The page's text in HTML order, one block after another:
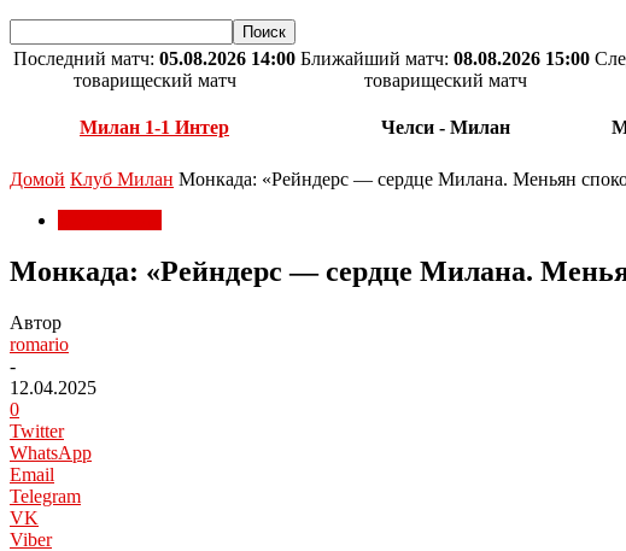
Последний матч: 05.08.2026 14:00
товарищеский матч
Милан 1-1 Интер
Ближайший матч: 08.08.2026 15:00
товарищеский матч
Челси - Милан
Домой Клуб Милан Монкада: «Рейндерс — сердце Милана. Меньян
Монкада: «Рейндерс — сердце Милана.
Автор
romario
-
12.04.2025
0
Twitter
WhatsApp
Email
Telegram
VK
Viber